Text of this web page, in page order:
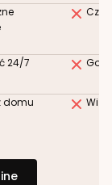
24/7
domu